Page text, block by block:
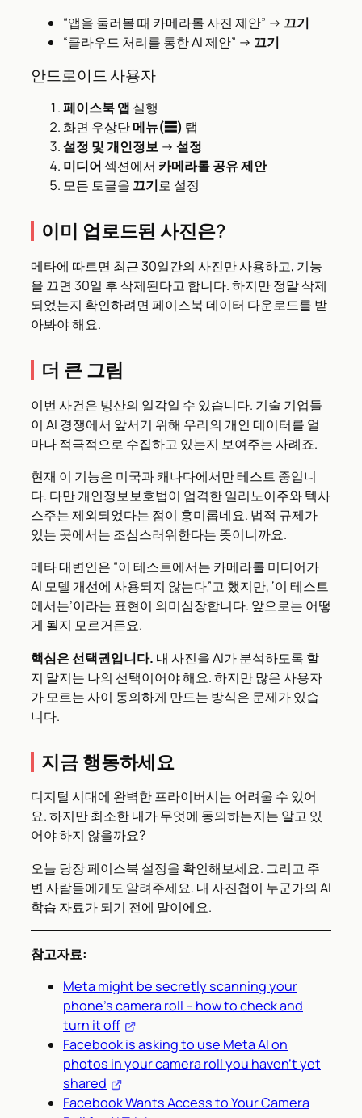
“앱을 둘러볼 때 카메라롤 사진 제안” → 끄기
“클라우드 처리를 통한 AI 제안” → 끄기
안드로이드 사용자
페이스북 앱 실행
화면 우상단메뉴(☰) 탭
설정 및 개인정보 → 설정
미디어섹션에서 카메라롤 공유 제안
모든 토글을 끄기로 설정
이미 업로드된 사진은?
메타에 따르면 최근 30일간의 사진만 사용하고, 기능
을 끄면 30일 후 삭제된다고 합니다. 하지만 정말 삭제
되었는지 확인하려면 페이스북 데이터 다운로드를 받
아봐야 해요.
더 큰 그림
이번 사건은 빙산의 일각일 수 있습니다. 기술 기업들
이 AI 경쟁에서 앞서기 위해 우리의 개인 데이터를 얼
마나 적극적으로 수집하고 있는지 보여주는 사례죠.
현재 이 기능은 미국과 캐나다에서만 테스트 중입니
다. 다만 개인정보보호법이 엄격한 일리노이주와 텍사
스주는 제외되었다는 점이 흥미롭네요. 법적 규제가
있는 곳에서는 조심스러워한다는 뜻이니까요.
메타 대변인은 “이 테스트에서는 카메라롤 미디어가
AI 모델 개선에 사용되지 않는다”고 했지만, ‘이 테스트
에서는’이라는 표현이 의미심장합니다. 앞으로는 어떻
게 될지 모르거든요.
핵심은 선택권입니다. 내 사진을 AI가 분석하도록 할
지 말지는 나의 선택이어야 해요. 하지만 많은 사용자
가 모르는 사이 동의하게 만드는 방식은 문제가 있습
니다.
지금 행동하세요
디지털 시대에 완벽한 프라이버시는 어려울 수 있어
요. 하지만 최소한 내가 무엇에 동의하는지는 알고 있
어야 하지 않을까요?
오늘 당장 페이스북 설정을 확인해보세요. 그리고 주
변 사람들에게도 알려주세요. 내 사진첩이 누군가의 AI
학습 자료가 되기 전에 말이에요.
참고자료:
Meta might be secretly scanning your
phone’s camera roll – how to check and
turn it off
Facebook is asking to use Meta AI on
photos in your camera roll you haven’t yet
shared
Facebook Wants Access to Your Camera